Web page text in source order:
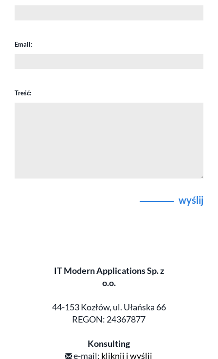
Email:
Treść:
wyślij
IT Modern Applications Sp. z
o.o.
44-153 Kozłów, ul. Ułańska 66
REGON: 24367877
Konsulting
e-mail: kliknij i wyślij